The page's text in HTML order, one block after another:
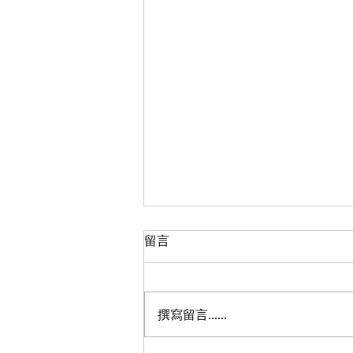
每周一抱 第018周
留言
撰寫留言......